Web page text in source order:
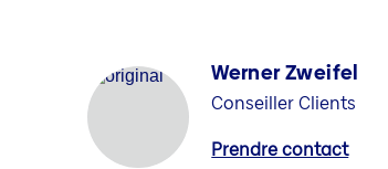
Werner Zweifel
Conseiller Clients
Prendre contact